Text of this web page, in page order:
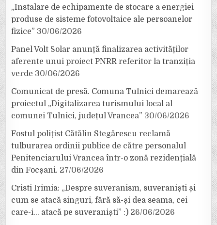
„Instalare de echipamente de stocare a energiei
produse de sisteme fotovoltaice ale persoanelor
fizice” 30/06/2026
Panel Volt Solar anunță finalizarea activităților
aferente unui proiect PNRR referitor la tranziția
verde 30/06/2026
Comunicat de presă. Comuna Tulnici demarează
proiectul „Digitalizarea turismului local al
comunei Tulnici, județul Vrancea” 30/06/2026
Fostul polițist Cătălin Stegărescu reclamă
tulburarea ordinii publice de către personalul
Penitenciarului Vrancea într-o zonă rezidențială
din Focșani. 27/06/2026
Cristi Irimia: „Despre suveranism, suveraniști și
cum se atacă singuri, fără să-și dea seama, cei
care-i… atacă pe suveraniști” :) 26/06/2026